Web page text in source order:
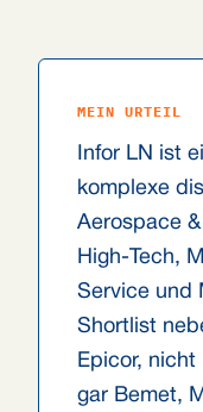
MEIN URTEIL
Infor LN ist
komplexe
Aerospace
High-Tech,
Service und
Shortlist
Epicor,
gar Bemet,